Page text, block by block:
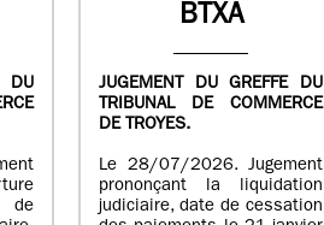
DU
de
BTXA
JUGEMENT DU GREFFE DU
TRIBUNAL DE COMMERCE
DE TROYES.
Le 28/07/2026. Jugement
prononçant la liquidation
judiciaire, date de cessation